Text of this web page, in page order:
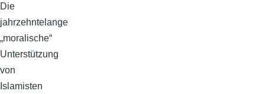
Die
jahrzehntelange
„moralische“
Unterstützung
von
Islamisten